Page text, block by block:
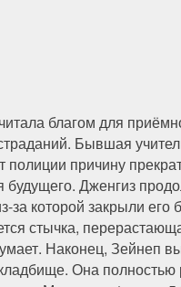
благом для
Бывшая
причину
Дженгиз
за которой закрыли его
стычка,
Наконец, Зейнеп
Она